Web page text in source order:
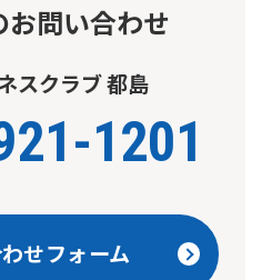
お問い合わせ
スクラブ 都島
1201
せフォーム